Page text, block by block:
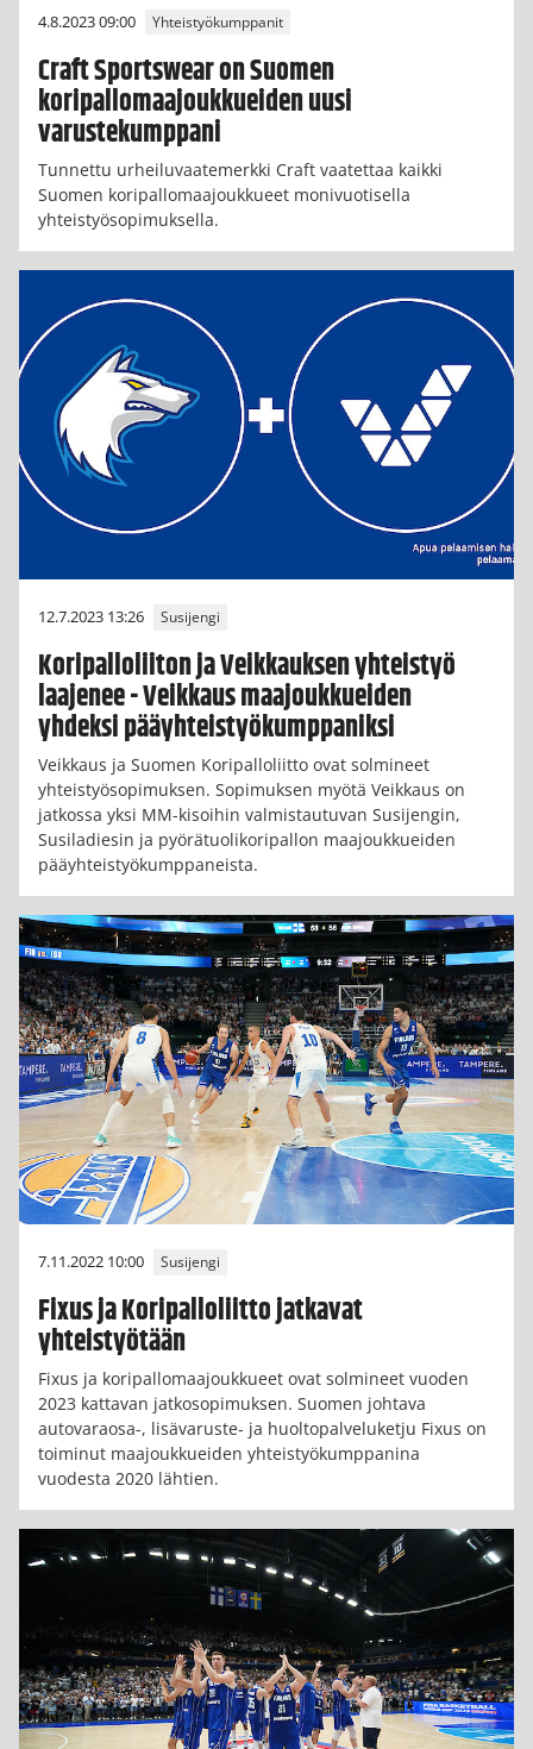
4.8.2023 09:00 Yhteistyökumppanit
Craft Sportswear on Suomen
koripallomaajoukkueiden uusi
varustekumppani
Tunnettu urheiluvaatemerkki Craft vaatettaa kaikki
Suomen koripallomaajoukkueet monivuotisella
yhteistyösopimuksella.
12.7.2023 13:26 Susijengi
Koripalloliiton ja Veikkauksen yhteistyö
laajenee - Veikkaus maajoukkueiden
yhdeksi pääyhteistyökumppaniksi
Veikkaus ja Suomen Koripalloliitto ovat solmineet
yhteistyösopimuksen. Sopimuksen myötä Veikkaus on
jatkossa yksi MM-kisoihin valmistautuvan Susijengin,
Susiladiesin ja pyörätuolikoripallon maajoukkueiden
pääyhteistyökumppaneista.
7.11.2022 10:00 Susijengi
Fixus ja Koripalloliitto jatkavat
yhteistyötään
Fixus ja koripallomaajoukkueet ovat solmineet vuoden
2023 kattavan jatkosopimuksen. Suomen johtava
autovaraosa-, lisävaruste- ja huoltopalveluketju Fixus on
toiminut maajoukkueiden yhteistyökumppanina
vuodesta 2020 lähtien.